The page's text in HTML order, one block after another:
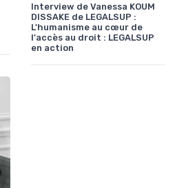
Interview de Vanessa KOUM
DISSAKE de LEGALSUP :
L'humanisme au cœur de
l'accès au droit : LEGALSUP
en action